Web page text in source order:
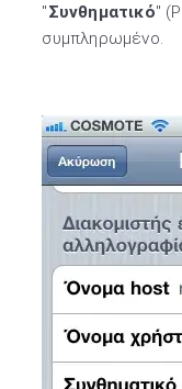
"Συνθηματικό"
συμπληρωμένο.